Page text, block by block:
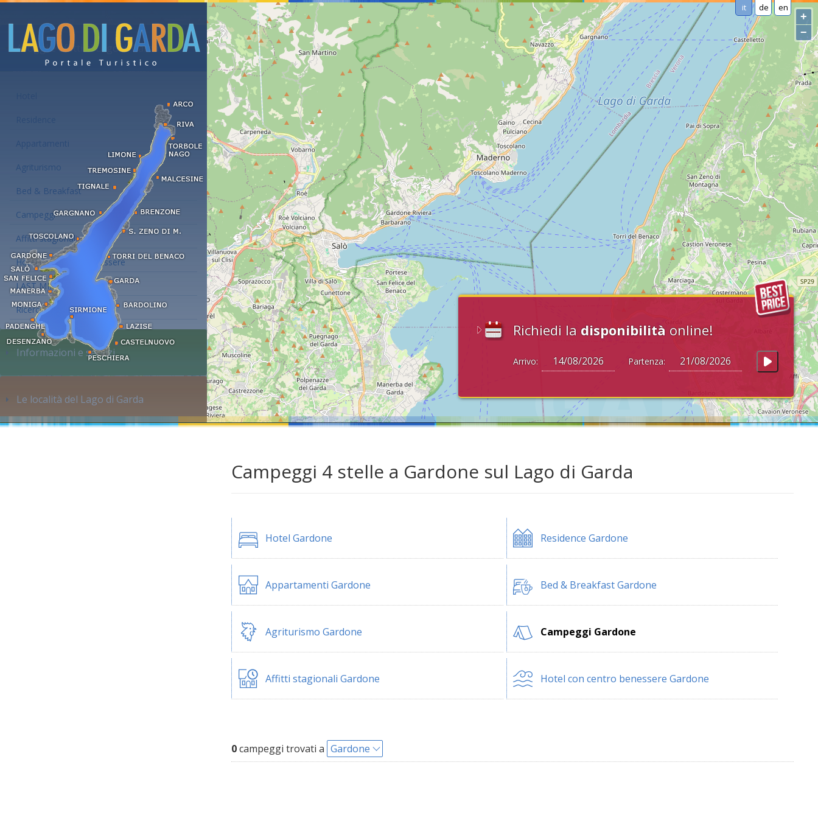
it de en
Richiedi la disponibilità online!
Arrivo: Partenza:
+
−
Alloggi e affitti al Lago di Garda
Appartamenti
Agriturismo
Bed & Breakfast
Campeggi
Affitti stagionali
Hotel con centro benessere
LAST MINUTE
Ricerca alloggi...
Informazioni e servizi
Le località del Lago di Garda
Campeggi 4 stelle a Gardone sul Lago di Garda
Hotel Gardone Residence Gardone
Appartamenti Gardone Bed & Breakfast Gardone
Agriturismo Gardone Campeggi Gardone
Affitti stagionali Gardone Hotel con centro benessere Gardone
0campeggi trovati a Gardone